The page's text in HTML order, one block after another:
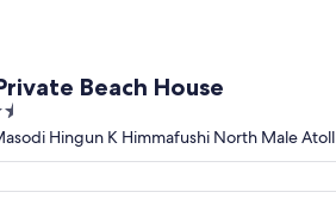
Beach House
Hingun K Himmafushi North Male Atoll
Maldives